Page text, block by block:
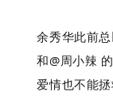
余秀华此前
和@周小辣
爱情也不能拯